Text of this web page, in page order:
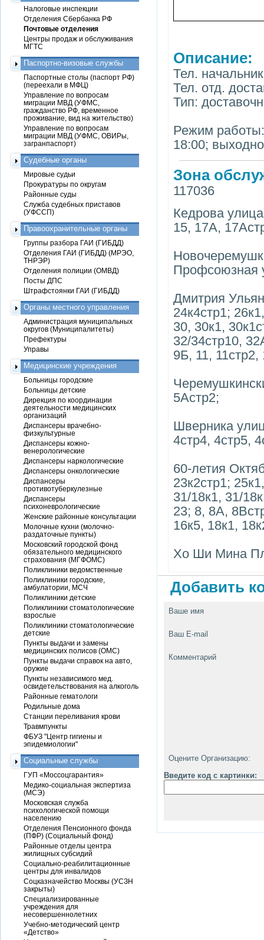
Описание:
Тел.
Тел. отд.
Тип:
Режим работы:
18:00;
Зона
117036
Кедрова
15, 17А,
Профсоюзная
Дмитрия
24к4стр1;
30, 30к1,
32/34стр10,
9Б, 11, 11стр2,
5Астр2;
Шверника
4стр4, 4стр5,
60-летия
23к2стр1;
31/18к1, 31/
23; 8, 8А,
16к5, 18к1,
Хо Ши Мина
Добавить
Ваше имя
Ваш E-mail
Комментарий
Оцените Организацию:
Введите код с картинки:
Налоговые инспекции
Отделения Сбербанка РФ
Почтовые отделения
Центры продаж и обслуживания
МГТС
Паспортно-визовые службы
Паспортные столы (паспорт РФ)
(переехали в МФЦ)
Управление по вопросам
миграции МВД (УФМС,
гражданство РФ, временное
проживание, вид на жительство)
Управление по вопросам
миграции МВД (УФМС, ОВИРы,
загранпаспорт)
Судебные органы
Мировые судьи
Прокуратуры по округам
Районные суды
Служба судебных приставов
(УФССП)
Правоохранительные органы
Группы разбора ГАИ (ГИБДД)
Отделения ГАИ (ГИБДД) (МРЭО,
ТНРЭР)
Отделения полиции (ОМВД)
Посты ДПС
Штрафстоянки ГАИ (ГИБДД)
Органы местного управления
Администрация муниципальных
округов (Муниципалитеты)
Префектуры
Управы
Медицинские учреждения
Больницы городские
Больницы детские
Дирекция по координации
деятельности медицинских
организаций
Диспансеры врачебно-
физкультурные
Диспансеры кожно-
венерологические
Диспансеры наркологические
Диспансеры онкологические
Диспансеры
противотуберкулезные
Диспансеры
психоневрологические
Женские районные консультации
Молочные кухни (молочно-
раздаточные пункты)
Московский городской фонд
обязательного медицинского
страхования (МГФОМС)
Поликлиники ведомственные
Поликлиники городские,
амбулатории, МСЧ
Поликлиники детские
Поликлиники стоматологические
взрослые
Поликлиники стоматологические
детские
Пункты выдачи и замены
медицинских полисов (ОМС)
Пункты выдачи справок на авто,
оружие
Пункты независимого мед.
освидетельствования на алкоголь
Районные гематологи
Родильные дома
Станции переливания крови
Травмпункты
ФБУЗ "Центр гигиены и
эпидемиологии"
Социальные службы
ГУП «Моссоцгарантия»
Медико-социальная экспертиза
(МСЭ)
Московская служба
психологической помощи
населению
Отделения Пенсионного фонда
(ПФР) (Социальный фонд)
Районные отделы центра
жилищных субсидий
Социально-реабилитационные
центры для инвалидов
Соцказначейство Москвы (УСЗН
закрыты)
Специализированные
учреждения для
несовершеннолетних
Учебно-методический центр
«Детство»